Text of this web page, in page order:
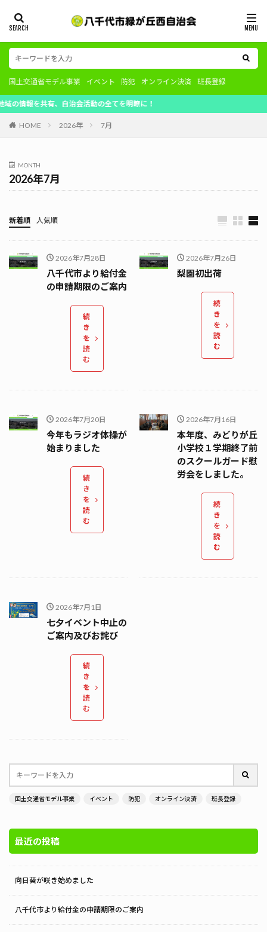
国土交通省モデル事業 イベント 防犯 オンライン決済 班長登録
を共有、自治会活動の全てを明瞭に！
HOME 2026年 7月
MONTH
2026年7月
新着順 人気順
2026年7月28日
八千代市より給付金
の申請期限のご案内
続
き
を
読
む
2026年7月26日
梨園初出荷
続
き
を
読
む
2026年7月20日
今年もラジオ体操が
始まりました
続
き
を
読
む
2026年7月16日
本年度、みどりが丘
小学校１学期終了前
のスクールガード慰
労会をしました。
続
き
を
読
む
2026年7月1日
七夕イベント中止の
ご案内及びお詫び
続
き
を
読
む
国土交通省モデル事業 イベント 防犯 オンライン決済 班長登録
最近の投稿
向日葵が咲き始めました
八千代市より給付金の申請期限のご案内